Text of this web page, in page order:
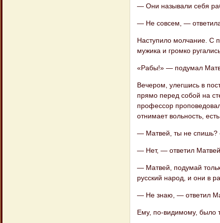
— Они называли себя
— Не совсем, —
Наступило молчание. С
мужика и громко
«Рабы!» — подумал
Вечером, улегшись в
прямо перед собой на
профессор
отнимает вольность,
— Матвей, ты не спишь?
— Нет, — ответил
— Матвей, подумай
русский народ, и они в
— Не знаю, — ответил
Ему, по-видимому, было